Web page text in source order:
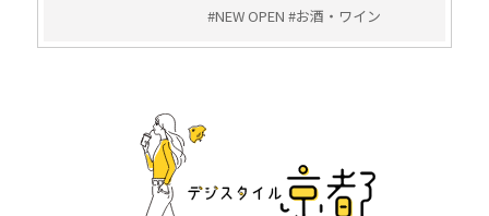
#NEW OPEN #お酒・ワイン